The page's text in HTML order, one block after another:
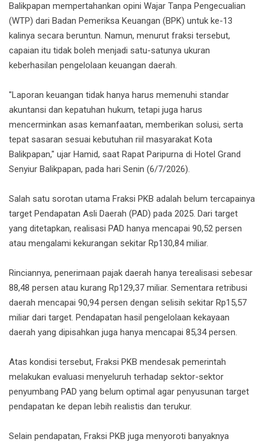
Balikpapan mempertahankan opini Wajar Tanpa Pengecualian
(WTP) dari Badan Pemeriksa Keuangan (BPK) untuk ke-13
kalinya secara beruntun. Namun, menurut fraksi tersebut,
capaian itu tidak boleh menjadi satu-satunya ukuran
keberhasilan pengelolaan keuangan daerah.
"Laporan keuangan tidak hanya harus memenuhi standar
akuntansi dan kepatuhan hukum, tetapi juga harus
mencerminkan asas kemanfaatan, memberikan solusi, serta
tepat sasaran sesuai kebutuhan riil masyarakat Kota
Balikpapan," ujar Hamid, saat Rapat Paripurna di Hotel Grand
Senyiur Balikpapan, pada hari Senin (6/7/2026).
Salah satu sorotan utama Fraksi PKB adalah belum tercapainya
target Pendapatan Asli Daerah (PAD) pada 2025. Dari target
yang ditetapkan, realisasi PAD hanya mencapai 90,52 persen
atau mengalami kekurangan sekitar Rp130,84 miliar.
Rinciannya, penerimaan pajak daerah hanya terealisasi sebesar
88,48 persen atau kurang Rp129,37 miliar. Sementara retribusi
daerah mencapai 90,94 persen dengan selisih sekitar Rp15,57
miliar dari target. Pendapatan hasil pengelolaan kekayaan
daerah yang dipisahkan juga hanya mencapai 85,34 persen.
Atas kondisi tersebut, Fraksi PKB mendesak pemerintah
melakukan evaluasi menyeluruh terhadap sektor-sektor
penyumbang PAD yang belum optimal agar penyusunan target
pendapatan ke depan lebih realistis dan terukur.
Selain pendapatan, Fraksi PKB juga menyoroti banyaknya